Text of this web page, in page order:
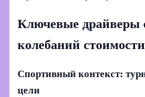
Ключевые драйверы
колебаний стоимости
Спортивный контекст:
цели